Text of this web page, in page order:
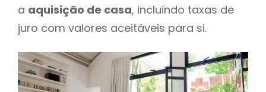
a aquisição de casa, incluindo taxas de
juro com valores aceitáveis para si.